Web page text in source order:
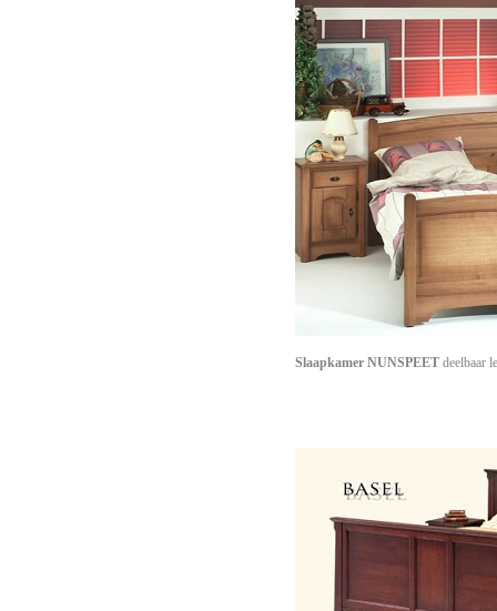
Slaapkamer NUNSPEET deelbaar